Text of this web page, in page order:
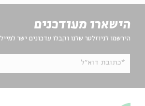
הישארו מעודכנים
הירשמו לניוזלטר שלנו וקבלו עדכונים ישר למייל
*כתובת דוא"ל